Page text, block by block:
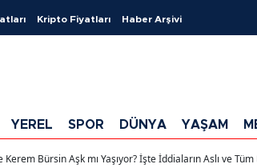
Kripto Fiyatları Haber Arşivi
YEREL SPOR DÜNYA YAŞAM
Kerem Bürsin Aşk mı Yaşıyor? İşte İddiaların Aslı ve